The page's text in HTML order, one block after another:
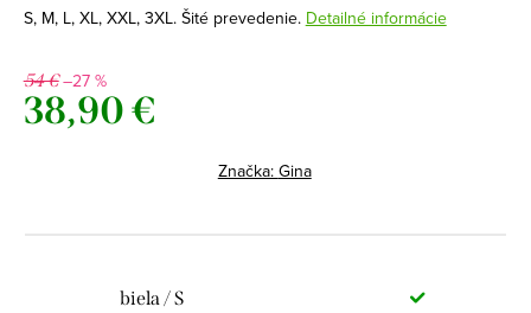
S, M, L, XL, XXL, 3XL. Šité prevedenie. Detailné informácie
54 €–27 %
38,90 €
Značka: Gina
biela / S